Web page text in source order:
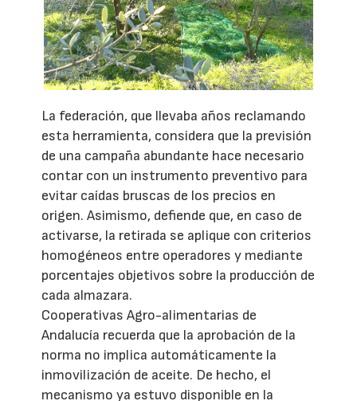
La federación, que llevaba años reclamando
esta herramienta, considera que la previsión
de una campaña abundante hace necesario
contar con un instrumento preventivo para
evitar caídas bruscas de los precios en
origen. Asimismo, defiende que, en caso de
activarse, la retirada se aplique con criterios
homogéneos entre operadores y mediante
porcentajes objetivos sobre la producción de
cada almazara.
Cooperativas Agro-alimentarias de
Andalucía recuerda que la aprobación de la
norma no implica automáticamente la
inmovilización de aceite. De hecho, el
mecanismo ya estuvo disponible en la